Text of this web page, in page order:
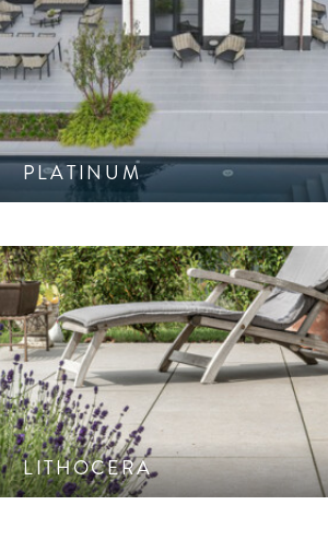
10-25 cm
25-50 cm
50-100 cm
100-150 cm
Quadratisch
Rechteckig
Polygonal
Kreissteinsatz
Befahrbar
geschützt
Produktion
PRODUKTE
PRODUKTFILTER
PLATINUM
Feine, geschliffene Oberfläche mit
Farbspektrum ausgewählter
LITHOCERA
Keramikplatte in einzigartiger
Stärke. Passende Stufen und